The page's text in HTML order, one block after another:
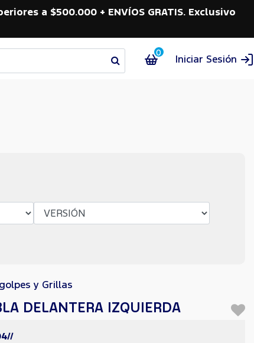
a $500.000 + ENVÍOS GRATIS. Exclusivo
0
Iniciar Sesión
y Grillas
DELANTERA IZQUIERDA